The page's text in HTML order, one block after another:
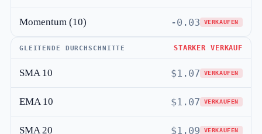
Momentum (10) -0.03 VERKAUFEN
GLEITENDE DURCHSCHNITTE STARKER VERKAUF
SMA 10 $1.07 VERKAUFEN
EMA 10 $1.07 VERKAUFEN
SMA 20 $1.09 VERKAUFEN